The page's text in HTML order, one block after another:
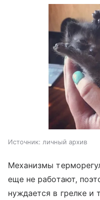
Источник: личный архив
Механизмы
еще не работают,
нуждается в грелке и